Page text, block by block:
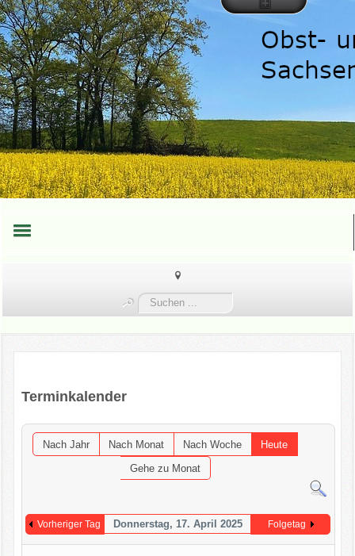
UNSER VEREIN
KONTAKT
Suchen
...
Terminkalender
Nach Jahr Nach Monat Nach Woche
Heute
Gehe zu Monat
Vorheriger Tag Donnerstag, 17. April 2025 Folgetag